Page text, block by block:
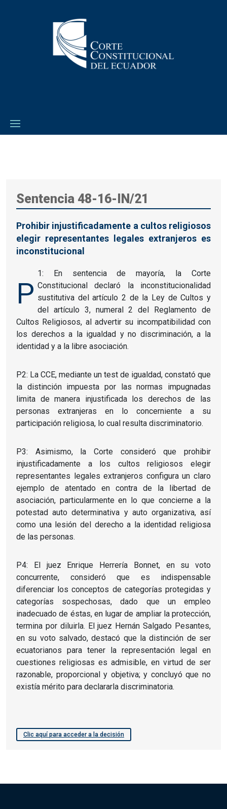
Sentencia 48-16-IN/21
Prohibir injustificadamente a cultos religiosos
elegir representantes legales extranjeros es
inconstitucional
P
1: En sentencia de mayoría, la Corte
Constitucional declaró la inconstitucionalidad
sustitutiva del artículo 2 de la Ley de Cultos y
del artículo 3, numeral 2 del Reglamento de
Cultos Religiosos, al advertir su incompatibilidad con
los derechos a la igualdad y no discriminación, a la
identidad y a la libre asociación.
P2: La CCE, mediante un test de igualdad, constató que
la distinción impuesta por las normas impugnadas
limita de manera injustificada los derechos de las
personas extranjeras en lo concerniente a su
participación religiosa, lo cual resulta discriminatorio.
P3: Asimismo, la Corte consideró que prohibir
injustificadamente a los cultos religiosos elegir
representantes legales extranjeros configura un claro
ejemplo de atentado en contra de la libertad de
asociación, particularmente en lo que concierne a la
potestad auto determinativa y auto organizativa, así
como una lesión del derecho a la identidad religiosa
de las personas.
P4: El juez Enrique Herrería Bonnet, en su voto
concurrente, consideró que es indispensable
diferenciar los conceptos de categorías protegidas y
categorías sospechosas, dado que un empleo
inadecuado de éstas, en lugar de ampliar la protección,
termina por diluirla. El juez Hernán Salgado Pesantes,
en su voto salvado, destacó que la distinción de ser
ecuatorianos para tener la representación legal en
cuestiones religiosas es admisible, en virtud de ser
razonable, proporcional y objetiva; y concluyó que no
existía mérito para declararla discriminatoria.
Clic aquí para acceder a la decisión